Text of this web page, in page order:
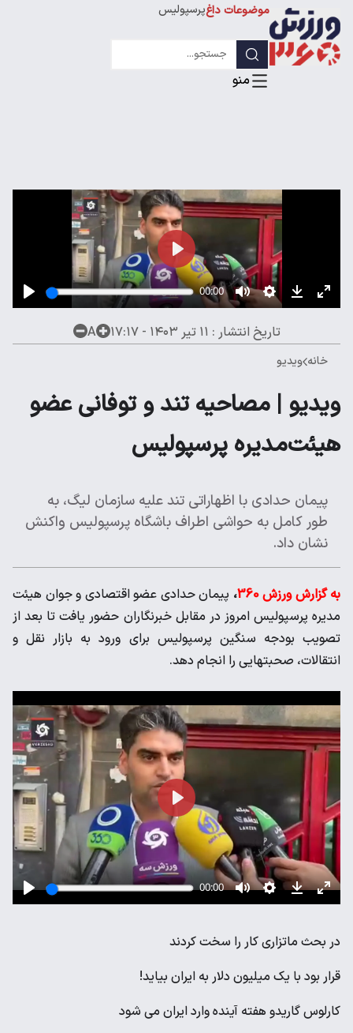
موضوعات داغپرسپولیس
لیگ قهرمانان
تاریخ انتشار : ۱۱ تیر ۱۴۰۳ - ۱۷:۱۷ A
خانه ویدیو
ویدیو | مصاحیه تند و توفانی عضو
هیئت‌مدیره پرسپولیس
پیمان حدادی با اظهاراتی تند علیه سازمان لیگ، به
طور کامل به حواشی اطراف باشگاه پرسپولیس واکنش
نشان داد.
به گزارش ورزش 360 ، پیمان حدادی عضو اقتصادی و جوان هیئت
مدیره پرسپولیس امروز در مقابل خبرنگاران حضور یافت تا بعد از
تصویب بودجه سنگین پرسپولیس برای ورود به بازار نقل و
انتقالات، صحبتهایی را انجام دهد.
در بحث ماتزاری کار را سخت کردند
قرار بود با یک میلیون دلار به ایران بیاید!
کارلوس گاریدو هفته آینده وارد ایران می شود